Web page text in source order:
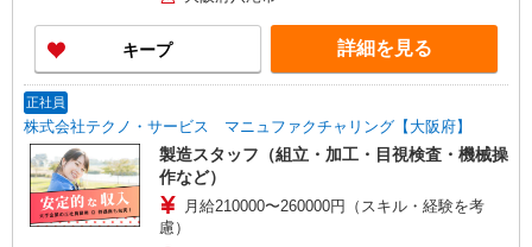
キープ 詳細を見る
正社員
株式会社テクノ・サービス マニュファクチャリング【大阪府】
製造スタッフ（組立・加工・目視検査・機械操
作など）
月給210000〜260000円（スキル・経験を考
慮）